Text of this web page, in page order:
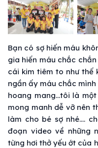
Bạn có sợ hiến máu
gia hiến máu chắc
cái kim tiêm to như thế
ngần ấy máu chắc
hoang mang…tôi là
mong manh dễ vỡ nên
làm cho bé sợ nhé….
đoạn video về những
từng hơi thở yếu ớt của